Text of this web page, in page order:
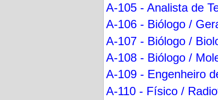
A-105 - Analista de
A-106 - Biólogo /
A-107 - Biólogo /
A-108 - Biólogo /
A-109 - Engenheiro
A-110 - Físico /